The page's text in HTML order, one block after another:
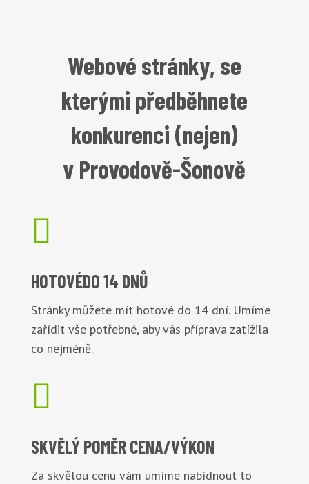
Webové stránky, se
kterými předběhnete
konkurenci (nejen)
v Provodově-Šonově

HOTOVÉDO 14 DNŮ
Stránky můžete mít hotové do 14 dní. Umíme
zařídit vše potřebné, aby vás příprava zatížila
co nejméně.

SKVĚLÝ POMĚRCENA/VÝKON
Za skvělou cenu vám umíme nabídnout to